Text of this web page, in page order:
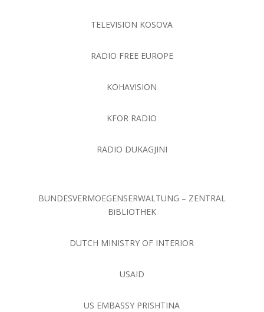
TELEVISION KOSOVA
RADIO FREE EUROPE
KOHAVISION
KFOR RADIO
RADIO DUKAGJINI
BUNDESVERMOEGENSERWALTUNG – ZENTRAL
BiBLIOTHEK
DUTCH MINISTRY OF INTERIOR
USAID
US EMBASSY PRISHTINA